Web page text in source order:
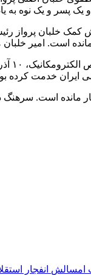
پسر و یک نوه به
امیر خلبان محسن
ایران خدمت کرده
است. سرهنگ دوم فنی
انفجار